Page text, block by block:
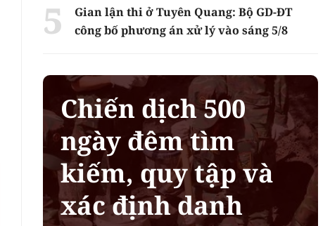
Gian lận thi ở Tuyên Quang: Bộ GD-ĐT
công bố phương án xử lý vào sáng 5/8
Chiến dịch 500
ngày đêm tìm
kiếm, quy tập và
xác định danh